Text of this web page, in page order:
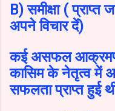
B) समीक्षा (
अपने विचार दें)
कई असफल आक्रमणों
कासिम के नेतृत्व में
सफलता प्राप्त हुई